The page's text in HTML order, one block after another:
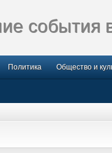
события
Политика Общество и